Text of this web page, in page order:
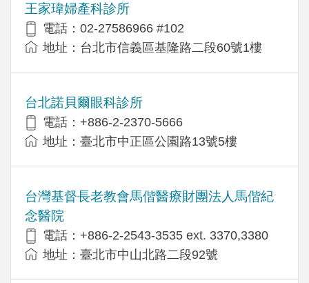
王家瑋婦產科診所
電話：02-27586966 #102
地址：台北市信義區基隆路二段60號1樓
台北諾貝爾眼科診所
電話：+886-2-2370-5666
地址：臺北市中正區公園路13號5樓
台灣基督長老教會馬偕醫療財團法人馬偕紀
念醫院
電話：+886-2-2543-3535 ext. 3370,3380
地址：臺北市中山北路二段92號